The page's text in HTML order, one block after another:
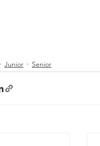
Junior Senior